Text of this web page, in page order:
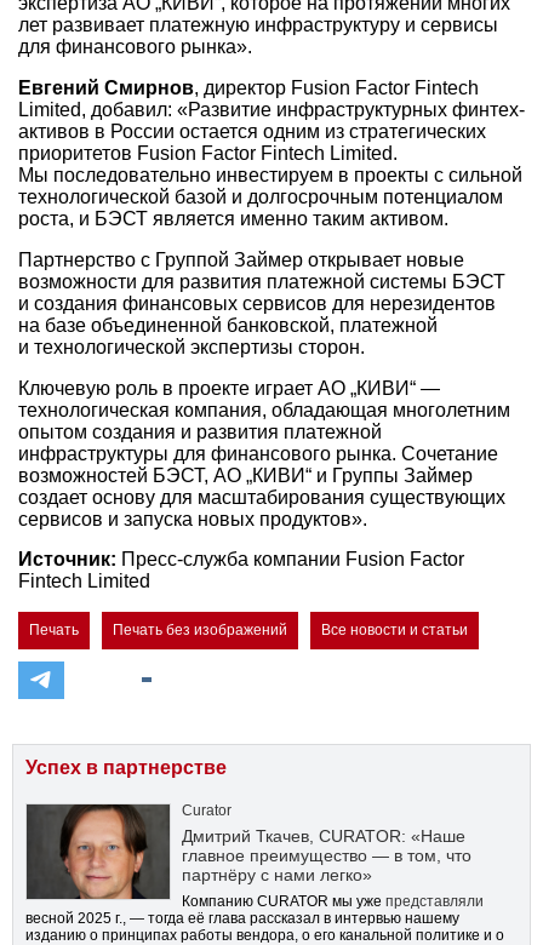
лет развивает платежную инфраструктуру и сервисы
для финансового рынка».
Евгений Смирнов, директор Fusion Factor Fintech
Limited, добавил: «Развитие инфраструктурных финтех-
активов в России остается одним из стратегических
приоритетов Fusion Factor Fintech Limited.
Мы последовательно инвестируем в проекты с сильной
технологической базой и долгосрочным потенциалом
роста, и БЭСТ является именно таким активом.
Партнерство с Группой Займер открывает новые
возможности для развития платежной системы БЭСТ
и создания финансовых сервисов для нерезидентов
на базе объединенной банковской, платежной
и технологической экспертизы сторон.
Ключевую роль в проекте играет АО „КИВИ“ —
технологическая компания, обладающая многолетним
опытом создания и развития платежной
инфраструктуры для финансового рынка. Сочетание
возможностей БЭСТ, АО „КИВИ“ и Группы Займер
создает основу для масштабирования существующих
сервисов и запуска новых продуктов».
Источник: Пресс-служба компании Fusion Factor
Fintech Limited
Печать Печать без изображений Все новости и статьи
Успех в партнерстве
Curator
Дмитрий Ткачев, CURATOR: «Наше
главное преимущество — в том, что
партнёру с нами легко»
Компанию CURATOR мы уже представляли
весной 2025 г., — тогда её глава рассказал в интервью нашему
изданию о принципах работы вендора, о его канальной политике и о